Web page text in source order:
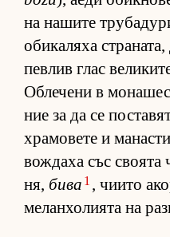
на на­шите
оби­ка­ляха
пев­лив глас
Об­ле­чени в
ние за да се
хра­мо­вете и
вож­даха със
ня, бива 1 , чи­ито
ме­лан­хо­ли­ята на